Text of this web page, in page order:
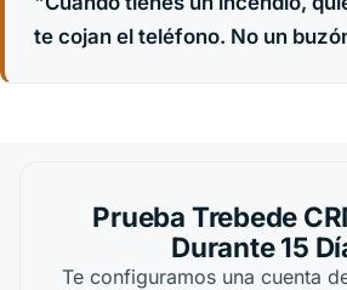
te cojan el teléfono. No un
Prueba Trebede
Durante 15
Te configuramos una cuenta